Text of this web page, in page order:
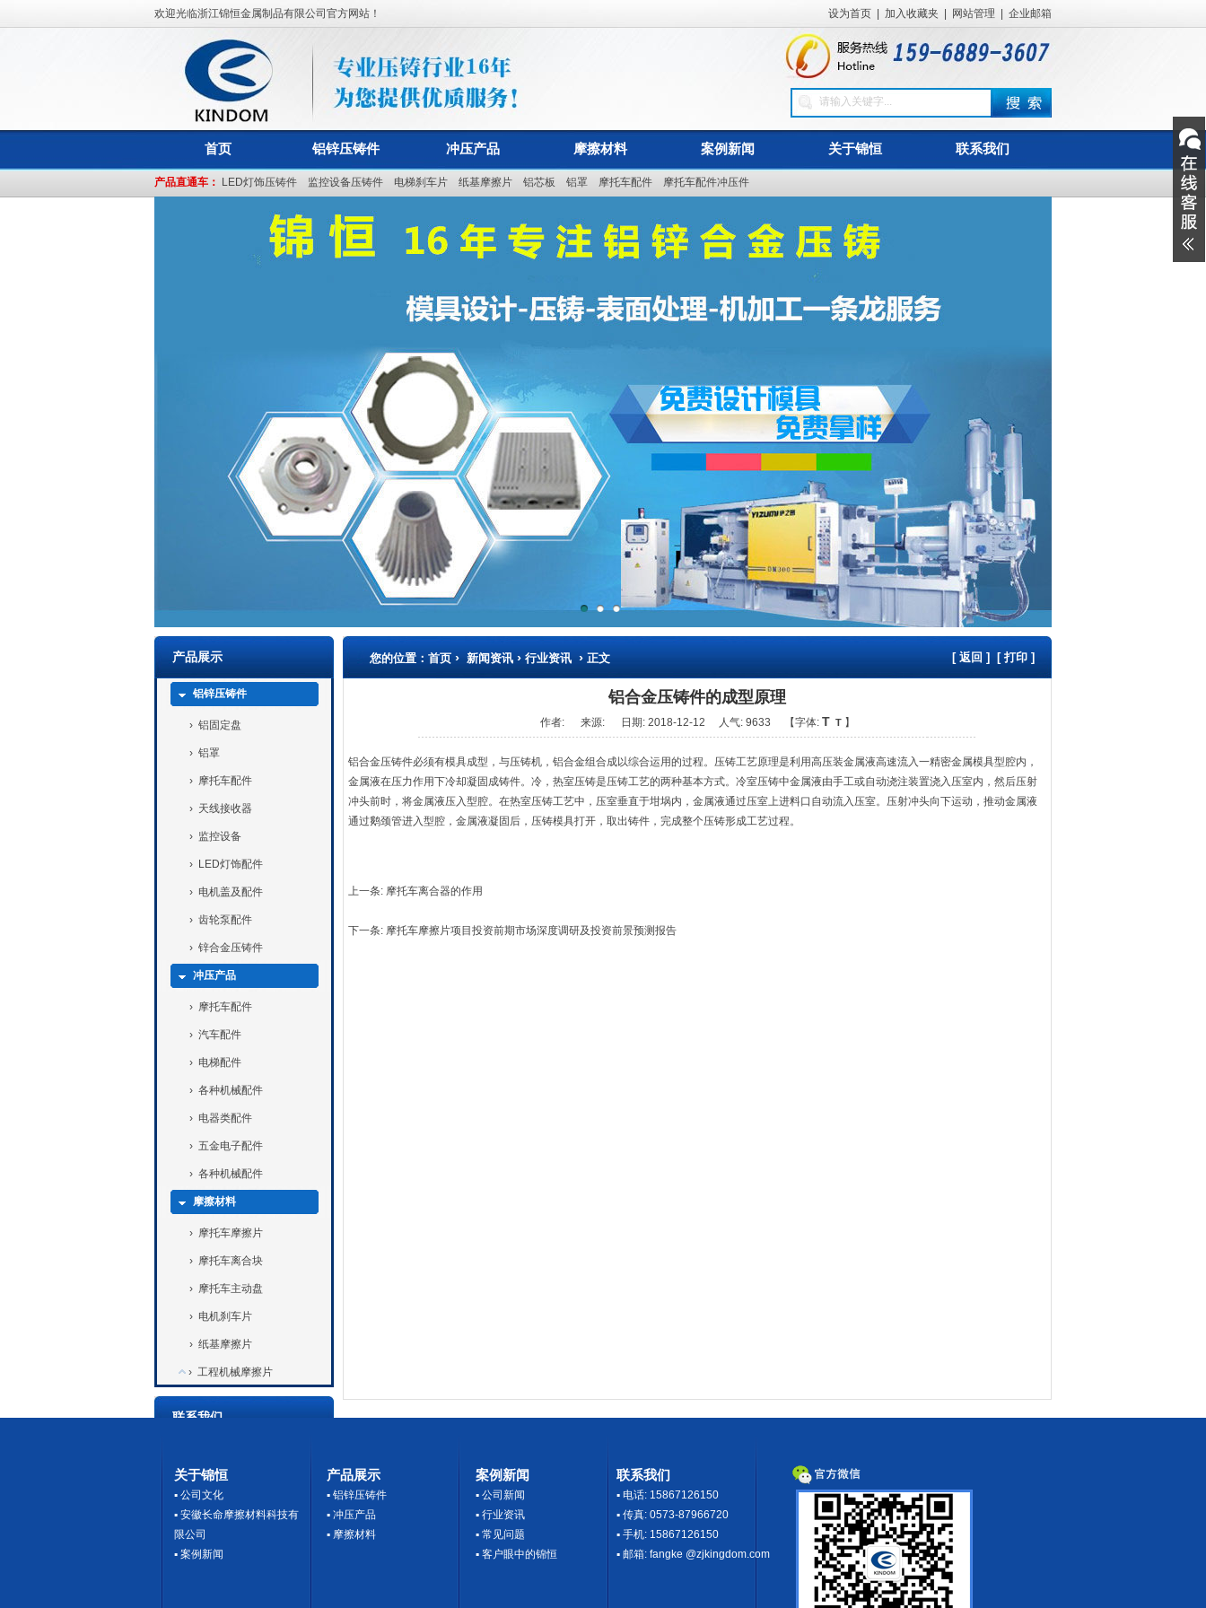
欢迎光临浙江锦恒金属制品有限公司官方网站！ 设为首页 加入收藏夹 网站管理 企业邮箱
首页 铝锌压铸件 冲压产品 摩擦材料 案例新闻 关于锦恒 联系我们
产品直通车： LED灯饰压铸件 监控设备压铸件 电梯刹车片 纸基摩擦片 铝芯板 铝罩 摩托车配件 摩托车配件冲压件
产品展示
铝锌压铸件
› 铝固定盘
› 铝罩
› 摩托车配件
› 天线接收器
› 监控设备
› LED灯饰配件
› 电机盖及配件
› 齿轮泵配件
› 锌合金压铸件
冲压产品
› 摩托车配件
› 汽车配件
› 电梯配件
› 各种机械配件
› 电器类配件
› 五金电子配件
› 各种机械配件
摩擦材料
› 摩托车摩擦片
› 摩托车离合块
› 摩托车主动盘
› 电机刹车片
› 纸基摩擦片
› 工程机械摩擦片
联系我们
电话:15867126150
传真:0573-87966720
邮箱:fangke @zjkingdom.com
网址:www.zjkingdom.com
地址:海宁市长安镇农发区新兴路
您的位置： 首页 › 新闻资讯 › 行业资讯 › 正文 [ 返回 ] [ 打印 ]
铝合金压铸件的成型原理
作者: 来源: 日期: 2018-12-12 人气: 9633 【字体: T T】
铝合金压铸件必须有模具成型，与压铸机，铝合金组合成以综合运用的过程。压铸工艺原理是利用高压装金属液高速流入一精密金属模具型腔内，
金属液在压力作用下冷却凝固成铸件。冷，热室压铸是压铸工艺的两种基本方式。冷室压铸中金属液由手工或自动浇注装置浇入压室内，然后压射
冲头前时，将金属液压入型腔。在热室压铸工艺中，压室垂直于坩埚内，金属液通过压室上进料口自动流入压室。压射冲头向下运动，推动金属液
通过鹅颈管进入型腔，金属液凝固后，压铸模具打开，取出铸件，完成整个压铸形成工艺过程。
上一条: 摩托车离合器的作用
下一条: 摩托车摩擦片项目投资前期市场深度调研及投资前景预测报告
关于锦恒
▪ 公司文化
▪ 安徽长命摩擦材料科技有
限公司
▪ 案例新闻
产品展示
▪ 铝锌压铸件
▪ 冲压产品
▪ 摩擦材料
案例新闻
▪ 公司新闻
▪ 行业资讯
▪ 常见问题
▪ 客户眼中的锦恒
联系我们
▪ 电话: 15867126150
▪ 传真: 0573-87966720
▪ 手机: 15867126150
▪ 邮箱: fangke @zjkingdom.com